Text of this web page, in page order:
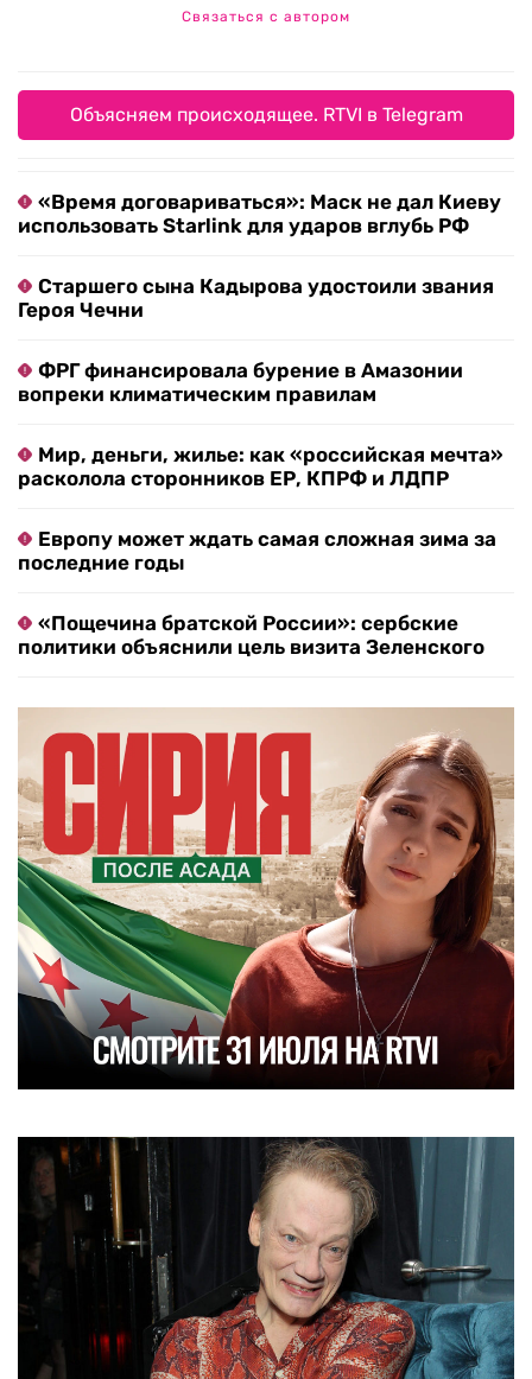
Связаться с автором
Объясняем происходящее. RTVI в Telegram
«Время договариваться»: Маск не дал Киеву
использовать Starlink для ударов вглубь РФ
Старшего сына Кадырова удостоили звания
Героя Чечни
ФРГ финансировала бурение в Амазонии
вопреки климатическим правилам
Мир, деньги, жилье: как «российская мечта»
расколола сторонников ЕР, КПРФ и ЛДПР
Европу может ждать самая сложная зима за
последние годы
«Пощечина братской России»: сербские
политики объяснили цель визита Зеленского